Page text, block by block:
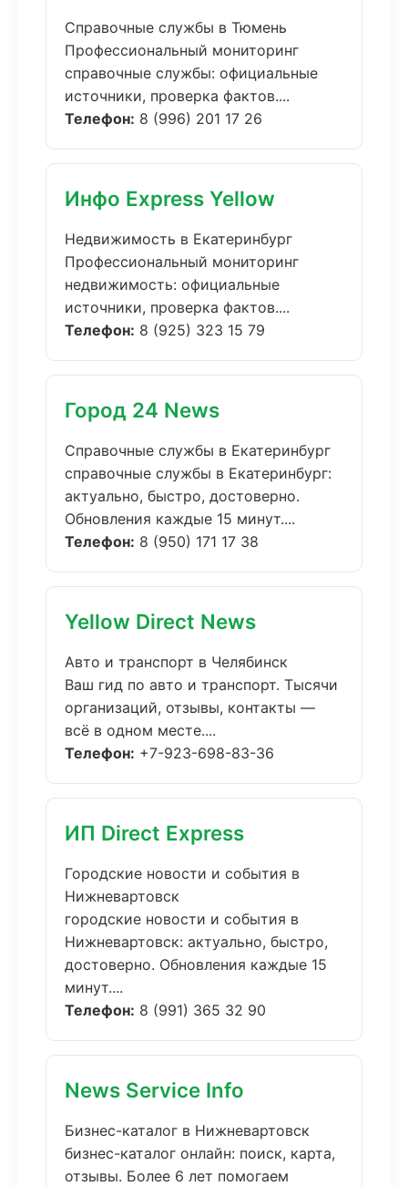
Справочные службы в Тюмень
Профессиональный мониторинг
справочные службы: официальные
источники, проверка фактов....
Телефон: 8 (996) 201 17 26
Инфо Express Yellow
Недвижимость в Екатеринбург
Профессиональный мониторинг
недвижимость: официальные
источники, проверка фактов....
Телефон: 8 (925) 323 15 79
Город 24 News
Справочные службы в Екатеринбург
справочные службы в Екатеринбург:
актуально, быстро, достоверно.
Обновления каждые 15 минут....
Телефон: 8 (950) 171 17 38
Yellow Direct News
Авто и транспорт в Челябинск
Ваш гид по авто и транспорт. Тысячи
организаций, отзывы, контакты —
всё в одном месте....
Телефон: +7-923-698-83-36
ИП Direct Express
Городские новости и события в
Нижневартовск
городские новости и события в
Нижневартовск: актуально, быстро,
достоверно. Обновления каждые 15
минут....
Телефон: 8 (991) 365 32 90
News Service Info
Бизнес-каталог в Нижневартовск
бизнес-каталог онлайн: поиск, карта,
отзывы. Более 6 лет помогаем